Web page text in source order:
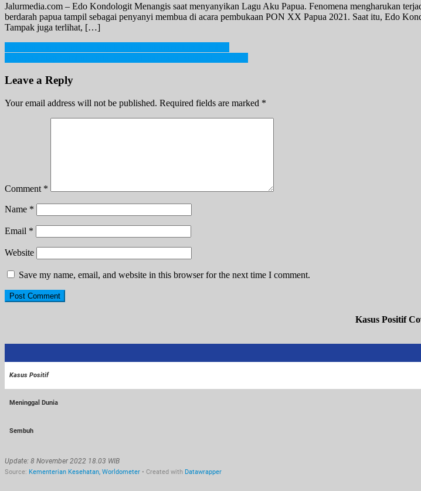
Jalurmedia.com – Edo Kondologit Menangis saat menyanyikan Lagu Aku Papua. Fenomena mengharukan
berdarah papua tampil sebagai penyanyi membua di acara pembukaan PON XX Papua 2021. Saat itu, Edo
Tampak juga terlihat, […]
Post
navigation
Leave a Reply
Your email address will not be published. Required fields are marked *
Comment *
Name *
Email *
Website
Save my name, email, and website in this browser for the next time I comment.
Kasus Positif